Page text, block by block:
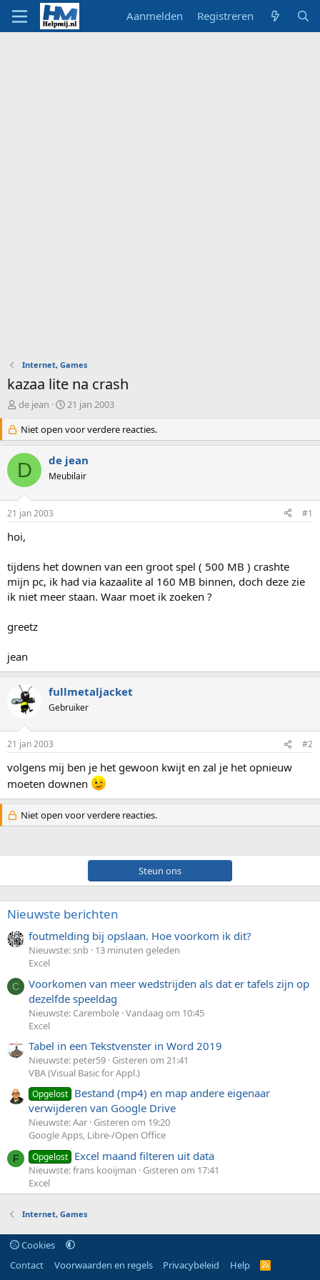
Aanmelden Registreren
Internet, Games
kazaa lite na crash
O
d
e
r
w
e
p
s
t
a
t
e
r
de jean
S
a
r
t
d
a
m
21 jan 2003
Niet open voor verdere reacties.
D de jean
Meubilair
21 jan 2003 #1
hoi,
tijdens het downen van een groot spel ( 500 MB ) crashte
mijn pc, ik had via kazaalite al 160 MB binnen, doch deze zie
ik niet meer staan. Waar moet ik zoeken ?
greetz
jean
fullmetaljacket
Gebruiker
21 jan 2003 #2
volgens mij ben je het gewoon kwijt en zal je het opnieuw
moeten downen
Niet open voor verdere reacties.
Steun ons
Nieuwste berichten
foutmelding bij opslaan. Hoe voorkom ik dit?
Nieuwste: snb 13 minuten geleden
Excel
C
Voorkomen van meer wedstrijden als dat er tafels zijn op
dezelfde speeldag
Nieuwste: Carembole Vandaag om 10:45
Excel
Tabel in een Tekstvenster in Word 2019
Nieuwste: peter59 Gisteren om 21:41
VBA (Visual Basic for Appl.)
Opgelost Bestand (mp4) en map andere eigenaar
verwijderen van Google Drive
Nieuwste: Aar Gisteren om 19:20
Google Apps, Libre-/Open Office
F Opgelost Excel maand filteren uit data
Nieuwste: frans kooijman
Gisteren om 17:41
Excel
Internet, Games
Cookies
Contact
Voorwaarden en regels Privacybeleid Help
R
S